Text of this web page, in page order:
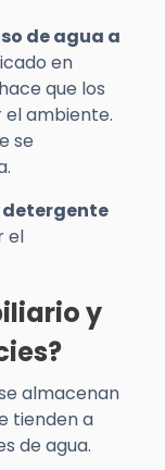
de agua a
en
que los
el ambiente.
se
el
y
almacenan
tienden a
de agua.